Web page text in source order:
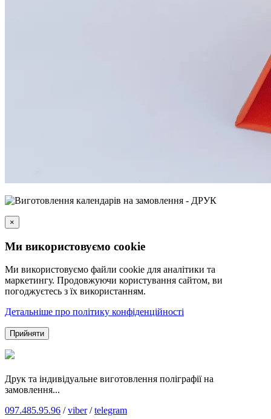
×
Ми використовуємо cookie
Ми використовуємо файли cookie для аналітики та
маркетингу. Продовжуючи користування сайтом, ви
погоджуєтесь з їх використанням.
Детальніше про політику конфіденційності
Прийняти
Друк та індивідуальне виготовлення поліграфії на
замовлення...
097.485.95.96 /viber/telegram